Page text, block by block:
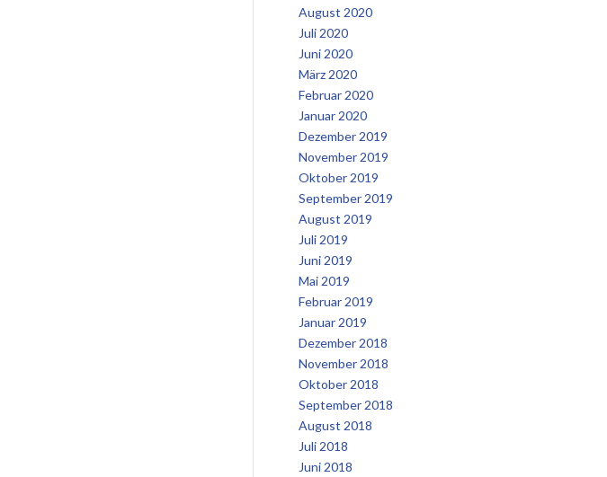
August 2020
Juli 2020
Juni 2020
März 2020
Februar 2020
Januar 2020
Dezember 2019
November 2019
Oktober 2019
September 2019
August 2019
Juli 2019
Juni 2019
Mai 2019
Februar 2019
Januar 2019
Dezember 2018
November 2018
Oktober 2018
September 2018
August 2018
Juli 2018
Juni 2018